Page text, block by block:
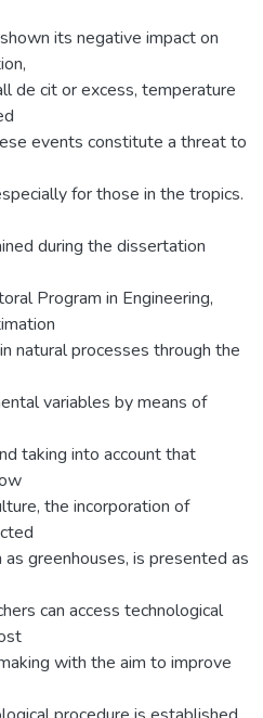
its negative impact on
de cit or excess, temperature
events constitute a threat to
for those in the tropics.
during the dissertation
Program in Engineering,
natural processes through the
variables by means of
taking into account that
the incorporation of
greenhouses, is presented as
can access technological
with the aim to improve